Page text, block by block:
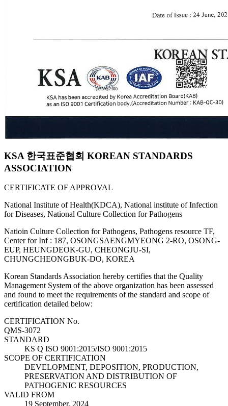
KSA 한국표준협회 KOREAN STANDARDS
ASSOCIATION
CERTIFICATE OF APPROVAL
National Institute of Health(KDCA), National institute of Infection
for Diseases, National Culture Collection for Pathogens
Natioin Culture Collection for Pathogens, Pathogens resource TF,
Center for Inf : 187, OSONGSAENGMYEONG 2-RO, OSONG-
EUP, HEUNGDEOK-GU, CHEONGJU-SI,
CHUNGCHEONGBUK-DO, KOREA
Korean Standards Association hereby certifies that the Quality
Management System of the above organization has been assessed
and found to meet the requirements of the standard and scope of
certification detailed below:
CERTIFICATION No.
QMS-3072
STANDARD
KS Q ISO 9001:2015/ISO 9001:2015
SCOPE OF CERTIFICATION
DEVELOPMENT, DEPOSITION, PRODUCTION,
PRESERVATION AND DISTRIBUTION OF
PATHOGENIC RESOURCES
VALID FROM
19 September, 2024